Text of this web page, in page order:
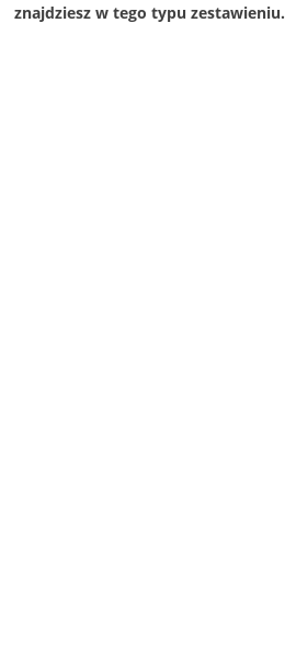
znajdziesz w tego typu zestawieniu.